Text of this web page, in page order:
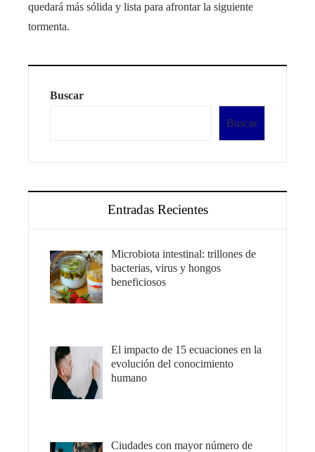
quedará más sólida y lista para afrontar la siguiente
tormenta.
Buscar
Buscar
Entradas Recientes
Microbiota intestinal: trillones de
bacterias, virus y hongos
beneficiosos
El impacto de 15 ecuaciones en la
evolución del conocimiento
humano
Ciudades con mayor número de